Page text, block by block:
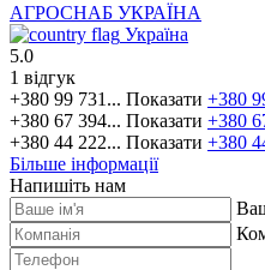
АГРОСНАБ УКРАЇНА
Україна
5.0
1 відгук
+380 99 731... Показати +380
+380 67 394... Показати +380
+380 44 222... Показати +380
Більше інформації
Напишіть нам